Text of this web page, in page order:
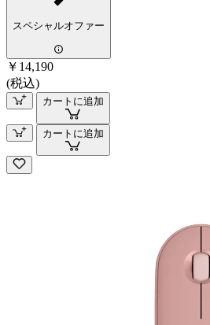
スペシャルオファー
￥14,190
(税込)
カートに追加
カートに追加